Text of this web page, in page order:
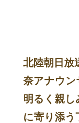
北陸朝日放
奈アナウン
明るく親し
に寄り添う